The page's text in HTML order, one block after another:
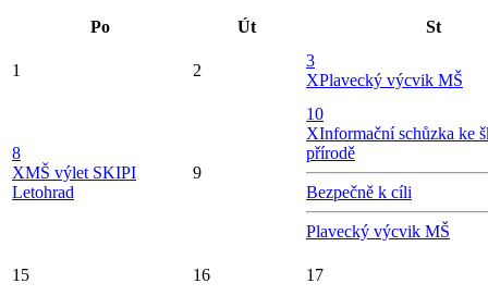
Po Út St
1 2
3
XPlavecký výcvik MŠ
8
XMŠ výlet SKIPI
Letohrad
9
10
XInformační schůzka ke
přírodě
Bezpečně k cíli
Plavecký výcvik MŠ
15 16 17